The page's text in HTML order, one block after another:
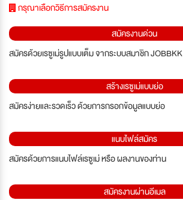
กรุณาเลือกวิธีการสมัครงาน
สมัครงานด่วน
สมัครด้วยเรซูเม่รูปแบบเต็ม จากระบบสมาชิก JOBBKK
สร้างเรซูเม่แบบย่อ
สมัครง่ายและรวดเร็ว ด้วยการกรอกข้อมูลแบบย่อ
แนบไฟล์สมัคร
สมัครด้วยการแนบไฟล์เรซูเม่ หรือ ผลงานของท่าน
สมัครงานผ่านอีเมล